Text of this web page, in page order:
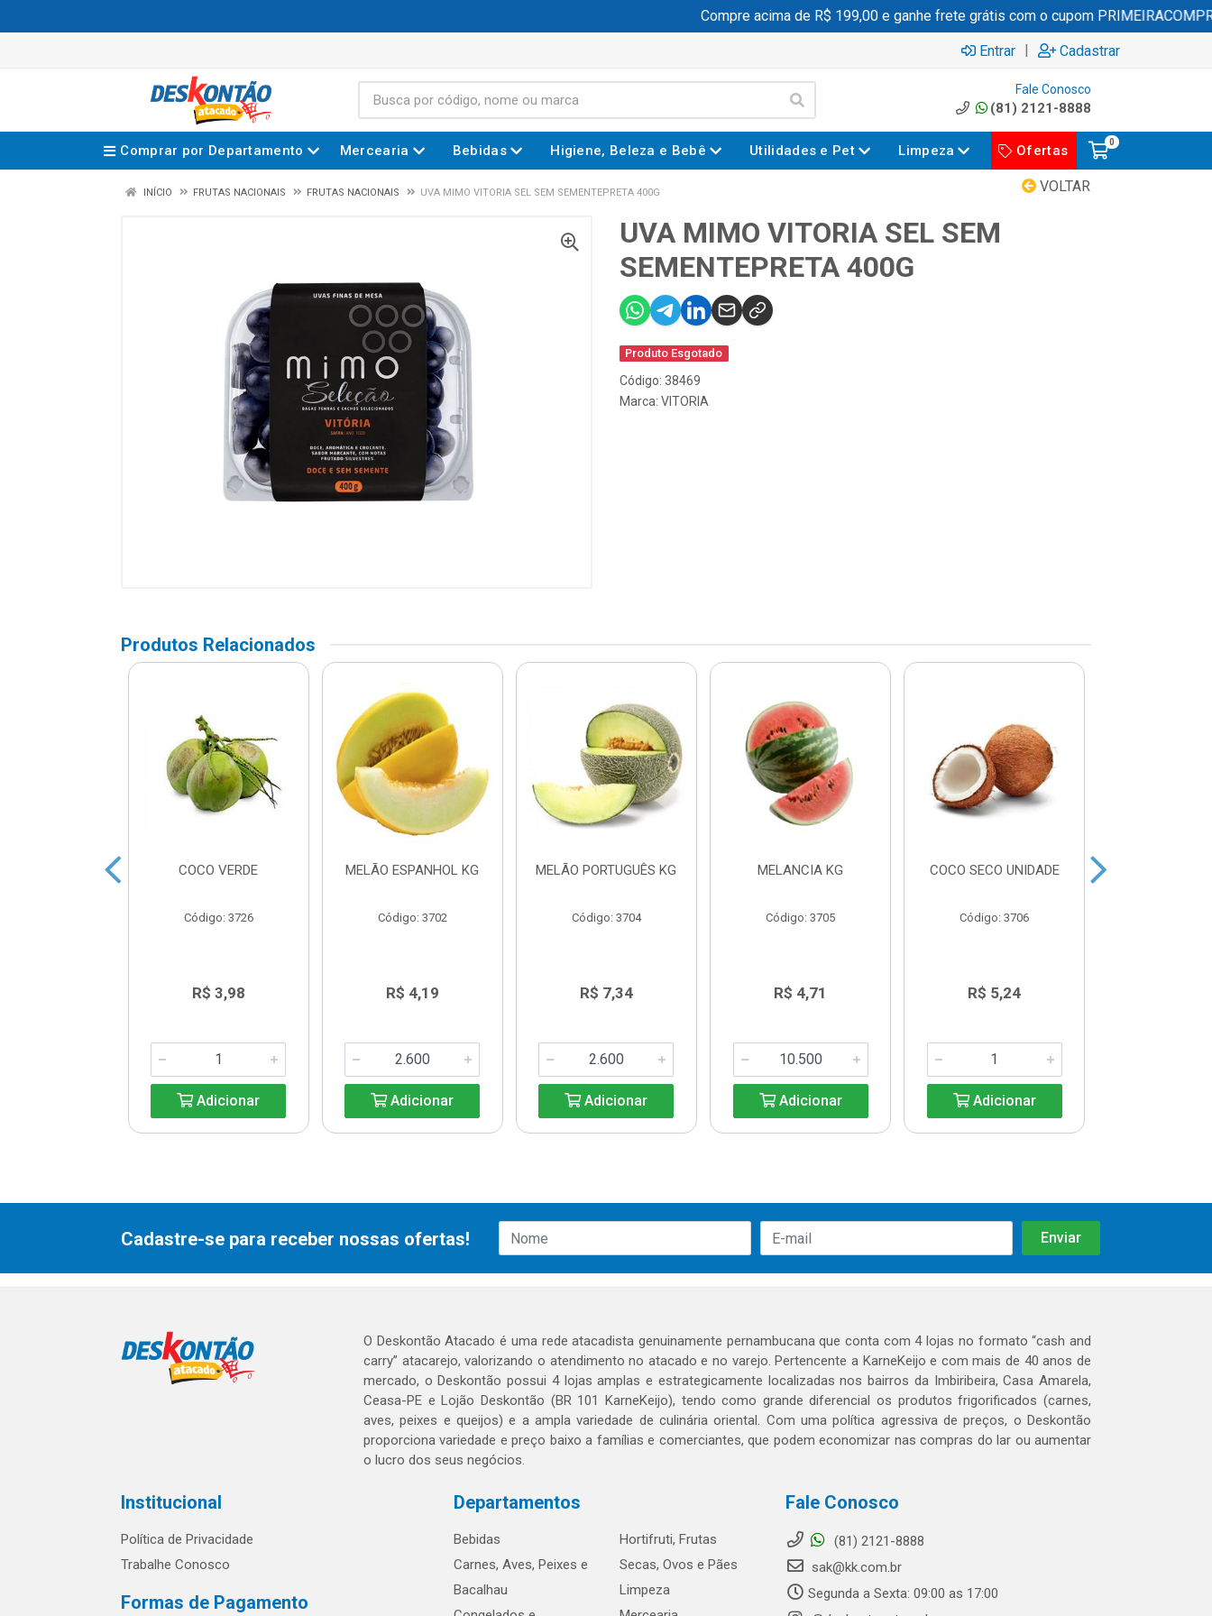
Compre acima de R$ 199,00 e ganhe frete grátis com o cupom PRIMEIRACOMPRA
Entrar | Cadastrar
Fale Conosco
(81) 2121-8888
Comprar por Departamento Mercearia Bebidas Higiene, Beleza e Bebê Utilidades e Pet Limpeza Ofertas
0
VOLTAR
INÍCIO FRUTAS NACIONAIS FRUTAS NACIONAIS UVA MIMO VITORIA SEL SEM SEMENTEPRETA 400G
UVA MIMO VITORIA SEL SEM
SEMENTEPRETA 400G
Produto Esgotado
Código: 38469
Marca: VITORIA
Produtos Relacionados
COCO VERDE
Código: 3726
R$ 3,98
Adicionar
MELÃO ESPANHOL KG
Código: 3702
R$ 4,19
Adicionar
MELÃO PORTUGUÊS KG
Código: 3704
R$ 7,34
Adicionar
MELANCIA KG
Código: 3705
R$ 4,71
Adicionar
COCO SECO UNIDADE
Código: 3706
R$ 5,24
Adicionar
Cadastre-se para receber nossas ofertas!
O Deskontão Atacado é uma rede atacadista genuinamente pernambucana que conta com 4 lojas no formato “cash and
carry” atacarejo, valorizando o atendimento no atacado e no varejo. Pertencente a KarneKeijo e com mais de 40 anos de
mercado, o Deskontão possui 4 lojas amplas e estrategicamente localizadas nos bairros da Imbiribeira, Casa Amarela,
Ceasa-PE e Lojão Deskontão (BR 101 KarneKeijo), tendo como grande diferencial os produtos frigorificados (carnes,
aves, peixes e queijos) e a ampla variedade de culinária oriental. Com uma política agressiva de preços, o Deskontão
proporciona variedade e preço baixo a famílias e comerciantes, que podem economizar nas compras do lar ou aumentar
o lucro dos seus negócios.
Institucional
Política de Privacidade
Trabalhe Conosco
Formas de Pagamento
Departamentos
Bebidas
Carnes, Aves, Peixes e
Bacalhau
Hortifruti, Frutas
Secas, Ovos e Pães
Limpeza
Fale Conosco
(81) 2121-8888
sak@kk.com.br
Segunda a Sexta: 09:00 as 17:00